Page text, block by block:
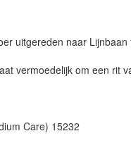
uitgereden naar
vermoedelijk om een rit
Care) 15232